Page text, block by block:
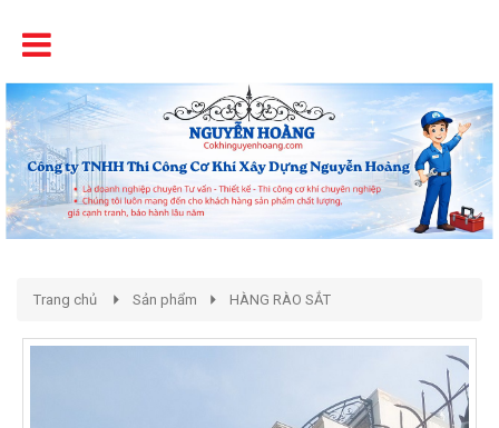
Trang chủ Sản phẩm HÀNG RÀO SẮT